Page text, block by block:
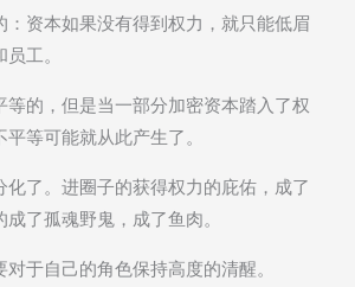
：资本如果没有得到权力，就只能低眉
工。
等的，但是当一部分加密资本踏入了权
等可能就从此产生了。
化了。进圈子的获得权力的庇佑，成了
了孤魂野鬼，成了鱼肉。
于自己的角色保持高度的清醒。